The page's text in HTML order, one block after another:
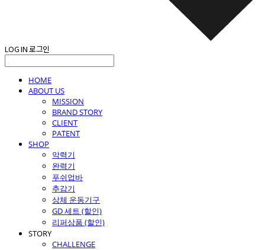
LOG IN로그인
HOME
ABOUT US
MISSION
BRAND STORY
CLIENT
PATENT
SHOP
악력기
완력기
푸쉬업바
추감기
상체 운동기구
GD 세트 (할인)
리퍼상품 (할인)
STORY
CHALLENGE